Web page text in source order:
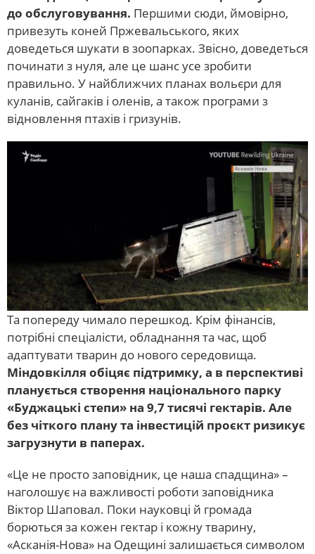
до обслуговування. Першими сюди, ймовірно,
привезуть коней Пржевальського, яких
доведеться шукати в зоопарках. Звісно, доведеться
починати з нуля, але це шанс усе зробити
правильно. У найближчих планах вольєри для
куланів, сайгаків і оленів, а також програми з
відновлення птахів і гризунів.
Та попереду чимало перешкод. Крім фінансів,
потрібні спеціалісти, обладнання та час, щоб
адаптувати тварин до нового середовища.
Міндовкілля обіцяє підтримку, а в перспективі
планується створення національного парку
«Буджацькі степи» на 9,7 тисячі гектарів. Але
без чіткого плану та інвестицій проєкт ризикує
загрузнути в паперах.
«Це не просто заповідник, це наша спадщина» –
наголошує на важливості роботи заповідника
Віктор Шаповал. Поки науковці й громада
борються за кожен гектар і кожну тварину,
«Асканія-Нова» на Одещині залишається символом